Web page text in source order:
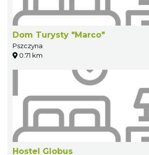
Dom Turysty "Marco"
Pszczyna
0.71 km
Hostel Globus